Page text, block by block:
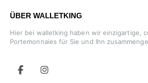
ÜBER WALLETKING
Hier bei walletking haben wir einzigartige,
Portemonnaies für Sie und Ihn